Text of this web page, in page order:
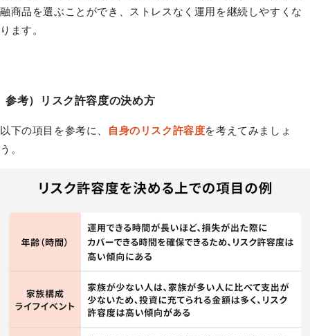
融商品を選ぶことができ、ストレスなく運用を継続しやすくな
ります。
参考）リスク許容度の決め方
以下の項目を参考に、 自身のリスク許容度を考えてみましょ
う。